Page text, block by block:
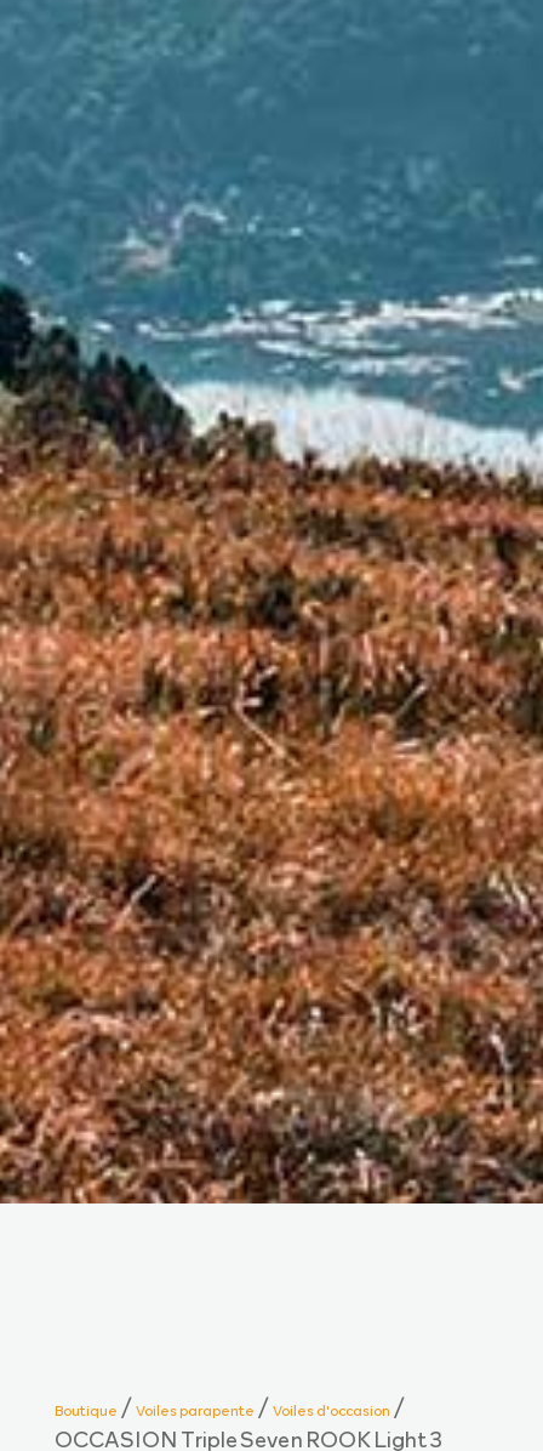
Boutique /Voiles parapente /Voiles d'occasion /
OCCASION Triple Seven ROOK Light 3